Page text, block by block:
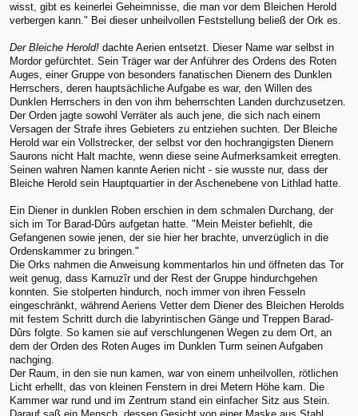
wisst, gibt es keinerlei Geheimnisse, die man vor dem Bleichen Herold
verbergen kann." Bei dieser unheilvollen Feststellung beließ der Ork es.
Der Bleiche Herold! dachte Aerien entsetzt. Dieser Name war selbst in
Mordor gefürchtet. Sein Träger war der Anführer des Ordens des Roten
Auges, einer Gruppe von besonders fanatischen Dienern des Dunklen
Herrschers, deren hauptsächliche Aufgabe es war, den Willen des
Dunklen Herrschers in den von ihm beherrschten Landen durchzusetzen.
Der Orden jagte sowohl Verräter als auch jene, die sich nach einem
Versagen der Strafe ihres Gebieters zu entziehen suchten. Der Bleiche
Herold war ein Vollstrecker, der selbst vor den hochrangigsten Dienern
Saurons nicht Halt machte, wenn diese seine Aufmerksamkeit erregten.
Seinen wahren Namen kannte Aerien nicht - sie wusste nur, dass der
Bleiche Herold sein Hauptquartier in der Aschenebene von Lithlad hatte.
Ein Diener in dunklen Roben erschien in dem schmalen Durchang, der
sich im Tor Barad-Dûrs aufgetan hatte. "Mein Meister befiehlt, die
Gefangenen sowie jenen, der sie hier her brachte, unverzüglich in die
Ordenskammer zu bringen."
Die Orks nahmen die Anweisung kommentarlos hin und öffneten das Tor
weit genug, dass Karnuzîr und der Rest der Gruppe hindurchgehen
konnten. Sie stolperten hindurch, noch immer von ihren Fesseln
eingeschränkt, während Aeriens Vetter dem Diener des Bleichen Herolds
mit festem Schritt durch die labyrintischen Gänge und Treppen Barad-
Dûrs folgte. So kamen sie auf verschlungenen Wegen zu dem Ort, an
dem der Orden des Roten Auges im Dunklen Turm seinen Aufgaben
nachging.
Der Raum, in den sie nun kamen, war von einem unheilvollen, rötlichen
Licht erhellt, das von kleinen Fenstern in drei Metern Höhe kam. Die
Kammer war rund und im Zentrum stand ein einfacher Sitz aus Stein.